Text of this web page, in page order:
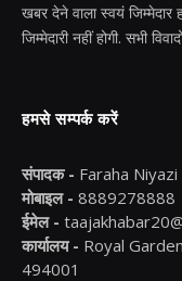
खबर देने वाला स्वयं जिम्मेदार
जिम्मेदारी नहीं होगी. सभी
हमसे सम्पर्क करें
संपादक - Faraha Niyazi
मोबाइल - 8889278888
ईमेल -
कार्यालय - Royal
494001